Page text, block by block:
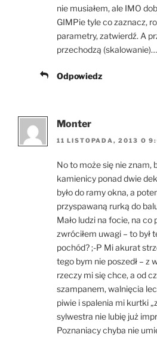
nie musiałem, ale IMO
GIMPie tyle co zaznacz,
parametry, zatwierdź. A
przechodzą (skalowanie)…
Odpowiedz
Monter
11 LISTOPADA, 2013 O
No to może się nie znam,
kamienicy ponad dwie
było do ramy okna, a
przyspawaną rurką do
Mało ludzi na focie, na
zwróciłem uwagi – to był
pochód? ;-P Mi akurat
tego bym nie poszedł – z
rzeczy mi się chce, a od
szampanem, walnięcia
piwie i spalenia mi kurtki
sylwestra nie lubię już
Poznaniacy chyba nie